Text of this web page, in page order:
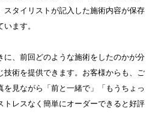
スタイリストが記入した施術内容が保存
ます。
に、前回どのような施術をしたのかが分
技術を提供できます。お客様からも、ご
を見ながら「前と一緒で」「もうちょっ
トレスなく簡単にオーダーできると好評